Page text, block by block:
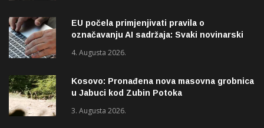
EU počela primjenjivati pravila o
označavanju AI sadržaja: Svaki novinarski
4. Augusta 2026.
Kosovo: Pronađena nova masovna grobnica
u Jabuci kod Zubin Potoka
3. Augusta 2026.